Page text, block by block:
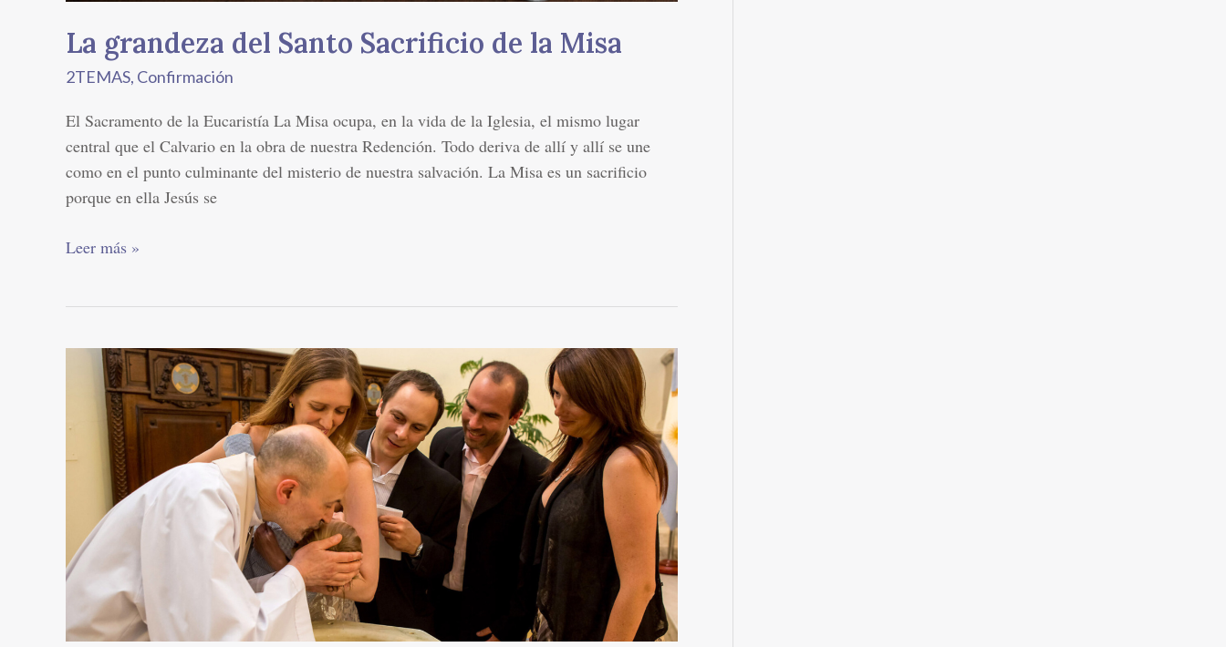
La grandeza del Santo Sacrificio de la Misa
2TEMAS, Confirmación
El Sacramento de la Eucaristía La Misa ocupa, en la vida de la Iglesia, el mismo lugar
central que el Calvario en la obra de nuestra Redención. Todo deriva de allí y allí se une
como en el punto culminante del misterio de nuestra salvación. La Misa es un sacrificio
porque en ella Jesús se
Leer más »
padrinos